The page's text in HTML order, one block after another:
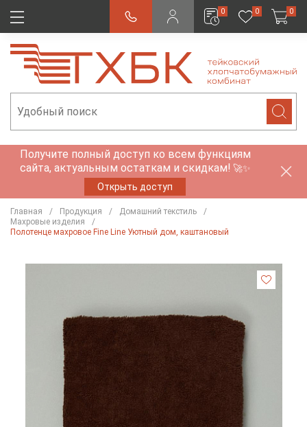
0 0 0
Получите полный доступ ко всем функциям
сайта, актуальным остаткам и скидкам! 🚀✨
Открыть доступ
Главная Продукция
Домашний текстиль
Махровые изделия
Полотенце махровое Fine Line Уютный дом, каштановый